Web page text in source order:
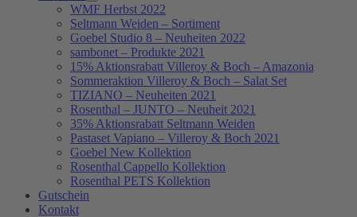
WMF Herbst 2022
Seltmann Weiden – Sortiment
Goebel Studio 8 – Neuheiten 2022
sambonet – Produkte 2021
15% Aktionsrabatt Villeroy & Boch – Amazonia
Sommeraktion Villeroy & Boch – Salat Set
TIZIANO – Neuheiten 2021
Rosenthal – JUNTO – Neuheit 2021
35% Aktionsrabatt Seltmann Weiden
Pastaset Vapiano – Villeroy & Boch 2021
Goebel New Kollektion
Rosenthal Cappello Kollektion
Rosenthal PETS Kollektion
Gutschein
Kontakt